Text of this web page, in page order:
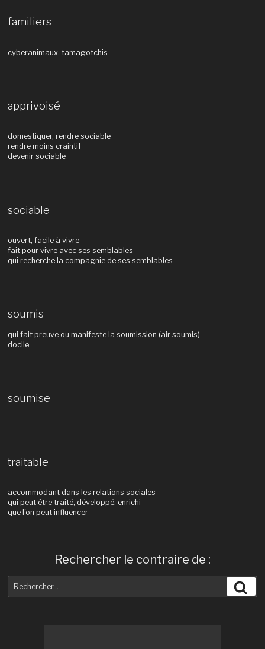
familiers
cyberanimaux, tamagotchis
apprivoisé
domestiquer, rendre sociable
rendre moins craintif
devenir sociable
sociable
ouvert, facile à vivre
fait pour vivre avec ses semblables
qui recherche la compagnie de ses semblables
soumis
qui fait preuve ou manifeste la soumission (air soumis)
docile
soumise
traitable
accommodant dans les relations sociales
qui peut être traité, développé, enrichi
que l'on peut influencer
Rechercher le contraire de :
pour